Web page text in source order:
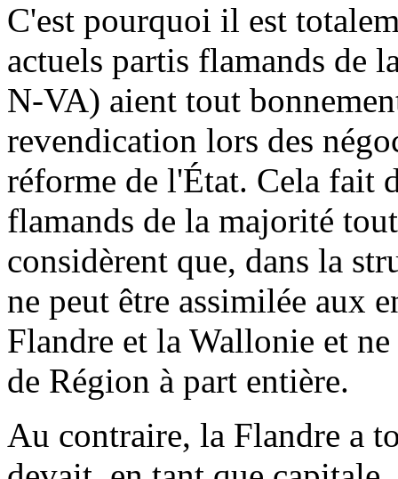
C'est pourquoi il est
actuels partis flamands de
N-VA) aient tout
revendication lors des
réforme de l'État. Cela fait
flamands de la majorité
considèrent que, dans la
ne peut être assimilée aux
Flandre et la Wallonie et
de Région à part entière.
Au contraire, la Flandre a